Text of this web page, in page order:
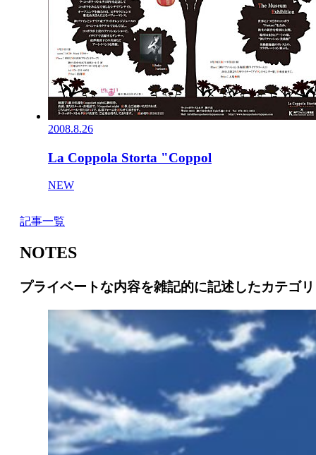
2008.8.26
La Coppola Storta "Coppol
NEW
記事一覧
NOTES
プライベートな内容を雑記的に記述したカテゴリ